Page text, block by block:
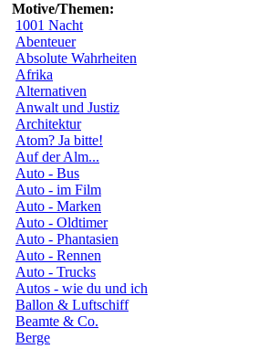
Motive/Themen:
1001 Nacht
Abenteuer
Absolute Wahrheiten
Afrika
Alternativen
Anwalt und Justiz
Architektur
Atom? Ja bitte!
Auf der Alm...
Auto - Bus
Auto - im Film
Auto - Marken
Auto - Oldtimer
Auto - Phantasien
Auto - Rennen
Auto - Trucks
Autos - wie du und ich
Ballon & Luftschiff
Beamte & Co.
Berge